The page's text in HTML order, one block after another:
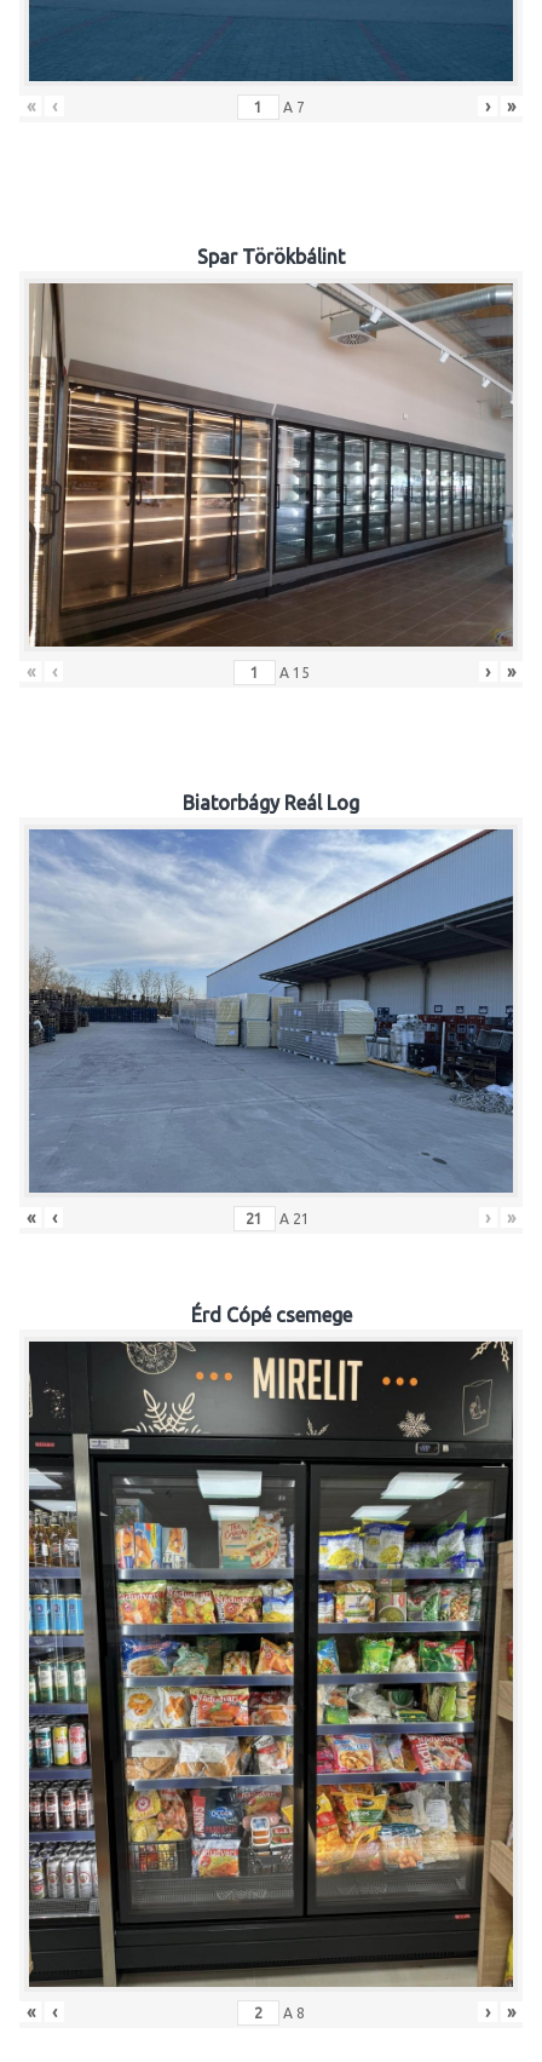
« ‹ A 7 › »
Spar Törökbálint
« ‹ A 15 › »
Biatorbágy Reál Log
« ‹ A 21 › »
Érd Cópé csemege
« ‹ A 8 › »